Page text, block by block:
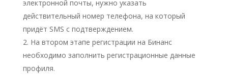
электронной почты, нужно указать
действительный номер телефона, на который
придёт SMS с подтверждением.
На втором этапе регистрации на Бинанс
необходимо заполнить регистрационные данные
профиля.